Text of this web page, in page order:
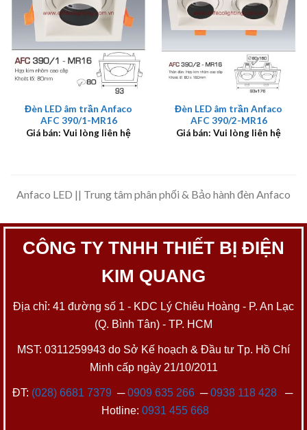
Đèn LED âm trần Anfaco
AFC 390/1-MR16
Giá bán: Vui lòng liên hệ
Đèn LED âm trần Anfaco
AFC 390/2-MR16
Giá bán: Vui lòng liên hệ
Anfaco LED || Trung tâm phân phối & Bảo hành đèn Anfaco
CÔNG TY TNHH THIẾT BỊ ĐIỆN
KIM QUANG
Địa chỉ: 41 đường số 1 - KDC Lý Chiêu Hoàng - P. An Lạc
(Q. Bình Tân) - TP. HCM
MST: 0311259943 do Sở Kế hoạch & Đầu tư Tp. Hồ Chí
Minh cấp ngày 21/10/2011
ĐT: (028) 6681 7379 ─0909 635 266─0938 118 428─
Hotline: 0931 455 668